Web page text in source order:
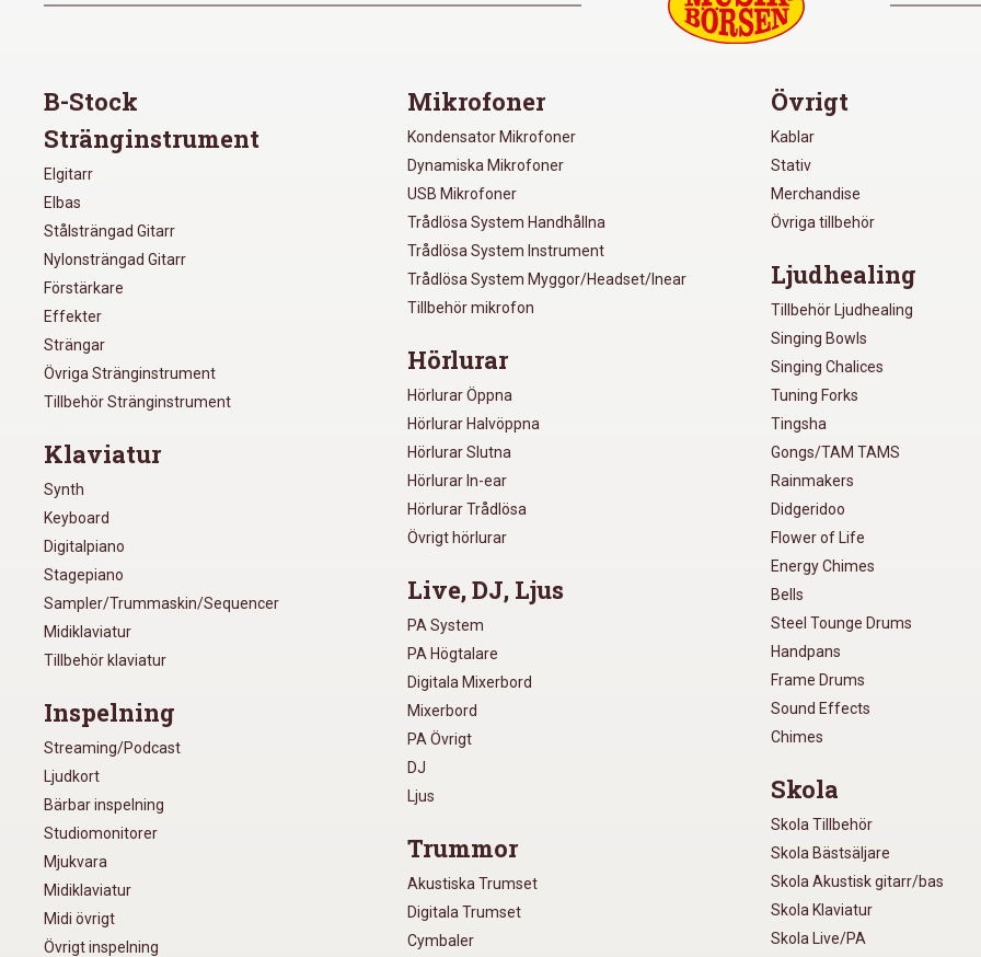
B-Stock
Stränginstrument
Elgitarr
Elbas
Stålsträngad Gitarr
Nylonsträngad Gitarr
Förstärkare
Effekter
Strängar
Övriga Stränginstrument
Tillbehör Stränginstrument
Klaviatur
Synth
Keyboard
Digitalpiano
Stagepiano
Sampler/Trummaskin/Sequencer
Midiklaviatur
Tillbehör klaviatur
Inspelning
Streaming/Podcast
Ljudkort
Bärbar inspelning
Studiomonitorer
Mjukvara
Midiklaviatur
Midi övrigt
Övrigt inspelning
Mikrofoner
Kondensator Mikrofoner
Dynamiska Mikrofoner
USB Mikrofoner
Trådlösa System Handhållna
Trådlösa System Instrument
Trådlösa System Myggor/Headset/Inear
Tillbehör mikrofon
Hörlurar
Hörlurar Öppna
Hörlurar Halvöppna
Hörlurar Slutna
Hörlurar In-ear
Hörlurar Trådlösa
Övrigt hörlurar
Live, DJ, Ljus
PA System
PA Högtalare
Digitala Mixerbord
Mixerbord
PA Övrigt
DJ
Ljus
Trummor
Akustiska Trumset
Digitala Trumset
Cymbaler
Övrigt
Kablar
Stativ
Merchandise
Övriga tillbehör
Ljudhealing
Tillbehör Ljudhealing
Singing Bowls
Singing Chalices
Tuning Forks
Tingsha
Gongs/TAM TAMS
Rainmakers
Didgeridoo
Flower of Life
Energy Chimes
Bells
Steel Tounge Drums
Handpans
Frame Drums
Sound Effects
Chimes
Skola
Skola Tillbehör
Skola Bästsäljare
Skola Akustisk gitarr/bas
Skola Klaviatur
Skola Live/PA